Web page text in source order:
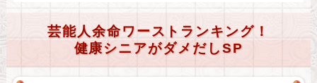
芸能人余命ワーストランキング！
健康シニアがダメだしSP